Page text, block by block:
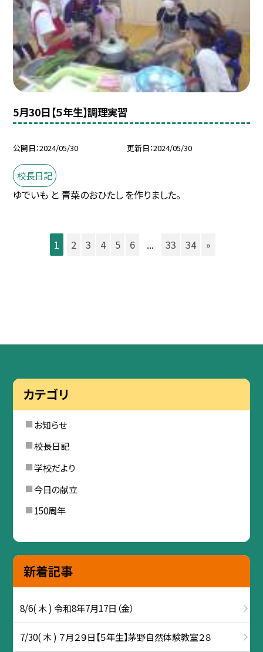
5月30日【５年生】調理実習
公開日 2024/05/30 更新日 2024/05/30
校長日記
ゆでいも と 青菜のおひたし を作りました。
1 2 3 4 5 6 ... 33 34 »
カテゴリ
お知らせ
校長日記
学校だより
今日の献立
150周年
新着記事
8/6( 木 ) 令和8年7月17日（金）
7/30( 木 ) ７月２９日【５年生】茅野自然体験教室２８